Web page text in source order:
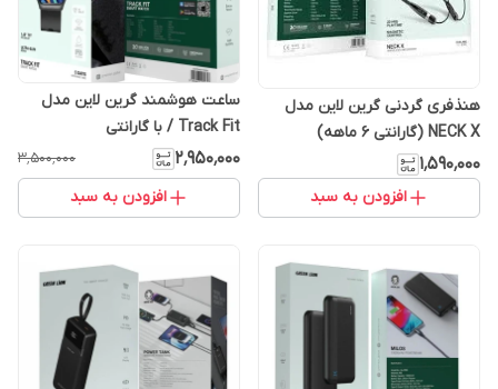
هنذفری گردنی گرین لاین مدل
NECK X (گارانتی 6 ماهه)
۱٬۵۹۰٬۰۰۰
افزودن به سبد
ساعت هوشمند گرین لاین مدل
Track Fit / با گارانتی
۲٬۹۵۰٬۰۰۰ ۳٬۵۰۰٬۰۰۰
افزودن به سبد